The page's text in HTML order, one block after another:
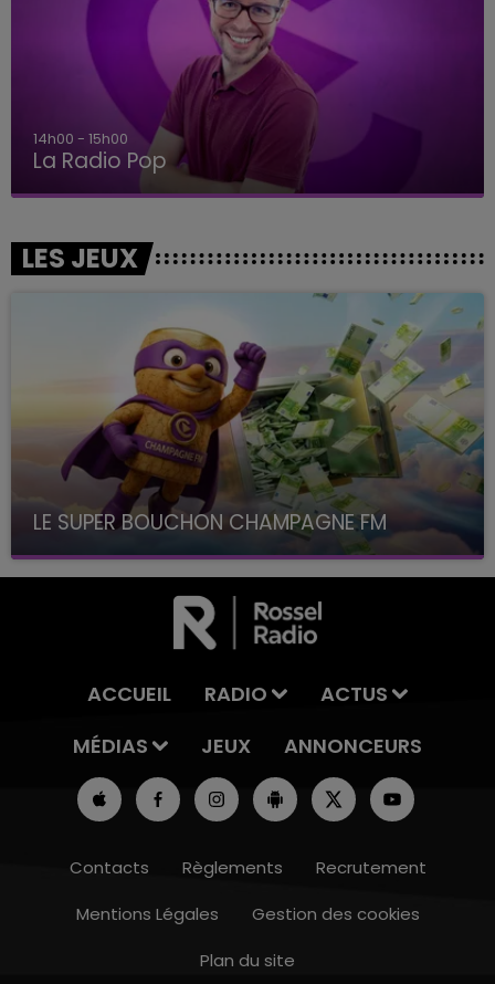
10h00 - 14h00
14h00 - 15h00
La Radio Pop
LES JEUX
LE SUPER BOUCHON CHAMPAGNE FM
avec La Famille Champagne FM, à 8H10
ACCUEIL RADIO
ACTUS
MÉDIAS
JEUX ANNONCEURS
Contacts Règlements
Recrutement
Mentions Légales
Gestion des cookies
Plan du site